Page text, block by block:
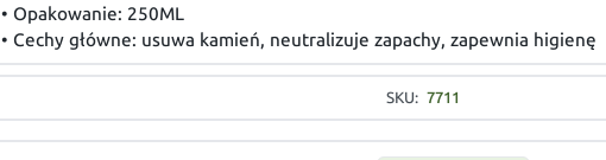
• Opakowanie: 250ML
• Cechy główne: usuwa kamień, neutralizuje zapachy, zapewnia higienę
SKU: 7711